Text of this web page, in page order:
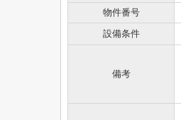
物件番号
設備条件
備考